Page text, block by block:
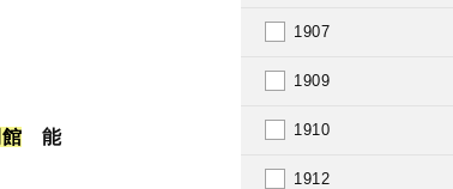
館 能
1907
1909
1910
1912